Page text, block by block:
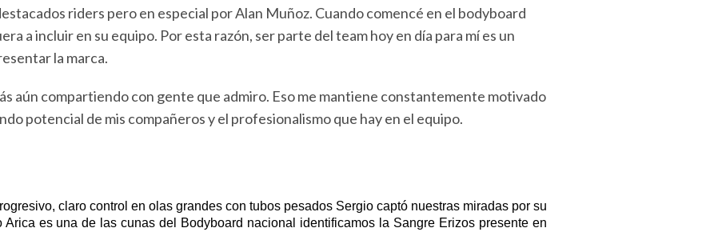
riders pero en especial por Alan Muñoz. Cuando comencé en el bodyboard
a incluir en su equipo. Por esta razón, ser parte del team hoy en día para mí es un
la marca.
aún compartiendo con gente que admiro. Eso me mantiene constantemente motivado
potencial de mis compañeros y el profesionalismo que hay en el equipo.
claro control en olas grandes con tubos pesados Sergio captó nuestras miradas por su
es una de las cunas del Bodyboard nacional identificamos la Sangre Erizos presente en